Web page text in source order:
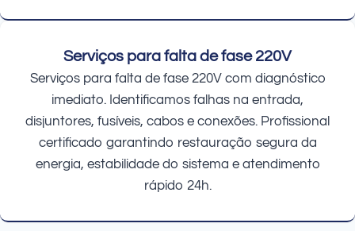
Serviços para falta de fase 220V
Serviços para falta de fase 220V com diagnóstico
imediato. Identificamos falhas na entrada,
disjuntores, fusíveis, cabos e conexões. Profissional
certificado garantindo restauração segura da
energia, estabilidade do sistema e atendimento
rápido 24h.